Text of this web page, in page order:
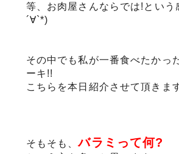
等、お肉屋さんならでは!という
´∀`*)
その中でも私が一番食べたかっ
ーキ!!
こちらを本日紹介させて頂きま
そもそも、バラミって何?